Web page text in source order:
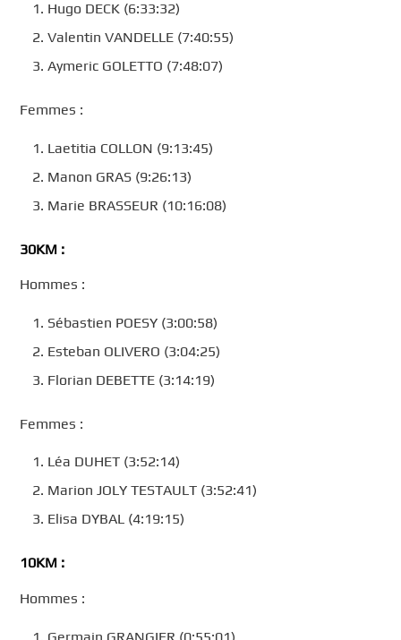
Hugo DECK (6:33:32)
Valentin VANDELLE (7:40:55)
Aymeric GOLETTO (7:48:07)
Femmes :
Laetitia COLLON (9:13:45)
Manon GRAS (9:26:13)
Marie BRASSEUR (10:16:08)
30KM :
Hommes :
Sébastien POESY (3:00:58)
Esteban OLIVERO (3:04:25)
Florian DEBETTE (3:14:19)
Femmes :
Léa DUHET (3:52:14)
Marion JOLY TESTAULT (3:52:41)
Elisa DYBAL (4:19:15)
10KM :
Hommes :
Germain GRANGIER (0:55:01)